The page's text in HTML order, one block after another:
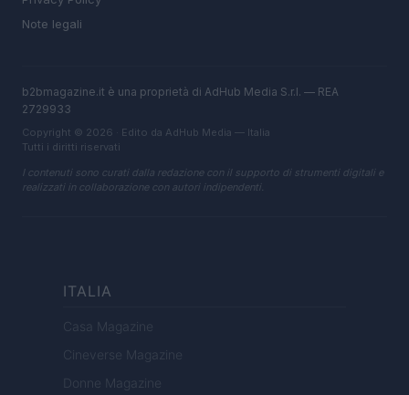
Note legali
b2bmagazine.it è una proprietà di AdHub Media S.r.l. — REA
2729933
Copyright © 2026 · Edito da AdHub Media — Italia
Tutti i diritti riservati
I contenuti sono curati dalla redazione con il supporto di strumenti digitali e
realizzati in collaborazione con autori indipendenti.
ITALIA
Casa Magazine
Cineverse Magazine
Donne Magazine